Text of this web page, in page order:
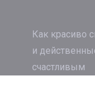
Как красиво
и
счастливым